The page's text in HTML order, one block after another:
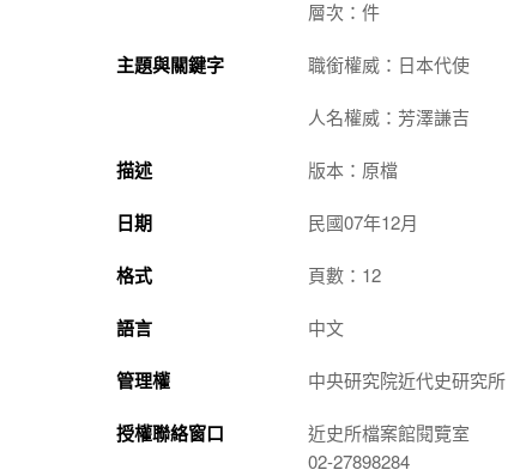
層次：件
主題與關鍵字 職銜權威：日本代使
人名權威：芳澤謙吉
描述 版本：原檔
日期 民國07年12月
格式 頁數：12
語言 中文
管理權 中央研究院近代史研究所
授權聯絡窗口
近史所檔案館閱覽室
02-27898284